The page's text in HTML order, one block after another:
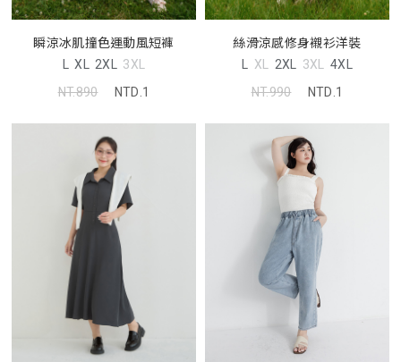
瞬涼冰肌撞色運動風短褲
L XL 2XL 3XL
NT.890
NTD.1
絲滑涼感修身襯衫洋裝
L XL 2XL 3XL 4XL
NT.990
NTD.1